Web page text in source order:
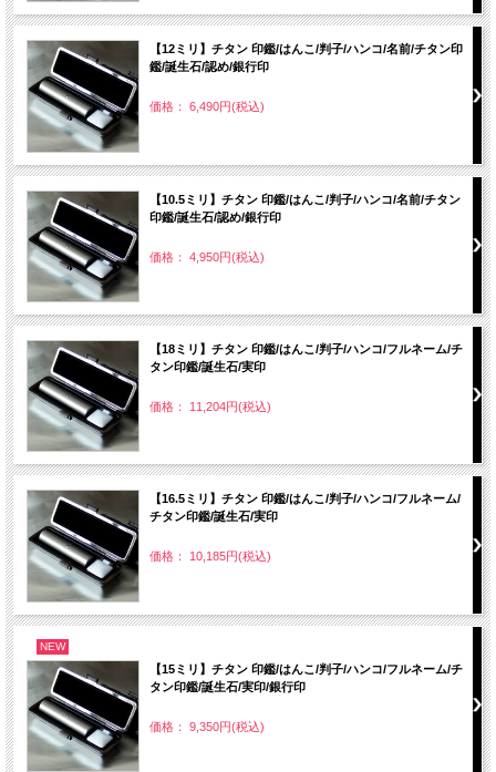
【12ミリ】チタン 印鑑/はんこ/判子/ハンコ/名前/チタン印
鑑/誕生石/認め/銀行印
価格： 6,490円(税込)
【10.5ミリ】チタン 印鑑/はんこ/判子/ハンコ/名前/チタン
印鑑/誕生石/認め/銀行印
価格： 4,950円(税込)
【18ミリ】チタン 印鑑/はんこ/判子/ハンコ/フルネーム/チ
タン印鑑/誕生石/実印
価格： 11,204円(税込)
【16.5ミリ】チタン 印鑑/はんこ/判子/ハンコ/フルネーム/
チタン印鑑/誕生石/実印
価格： 10,185円(税込)
NEW
【15ミリ】チタン 印鑑/はんこ/判子/ハンコ/フルネーム/チ
タン印鑑/誕生石/実印/銀行印
価格： 9,350円(税込)